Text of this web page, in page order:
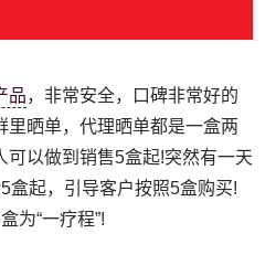
品，非常安全，口碑非常好的
里晒单，代理晒单都是一盒两
可以做到销售5盒起!突然有一天
盒起，引导客户按照5盒购买!
为“一疗程”!